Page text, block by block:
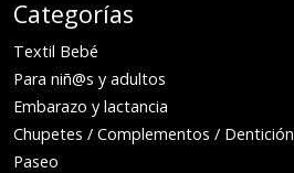
Categorías
Textil Bebé
Para niñ@s y adultos
Embarazo y lactancia
Chupetes / Complementos / Dentición
Paseo